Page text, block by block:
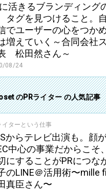
活きるブランディング
タグを見つけること。
でユーザーの心をつか
増えていく～合同会社
松田然さん～
08/24
のPRライター の人気記事
イターという仕事
からテレビ出演も。顔
中心の事業だからこそ
にすることがPRにつな
のLINE＠活用術〜mille
真臣さん〜